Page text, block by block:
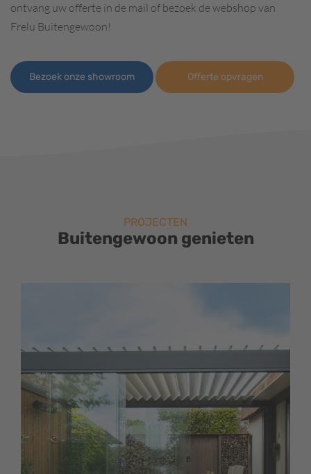
ontvang uw offerte in de mail of bezoek de webshop van
Frelu Buitengewoon!
Bezoek onze showroom Offerte opvragen
PROJECTEN
Buitengewoon genieten